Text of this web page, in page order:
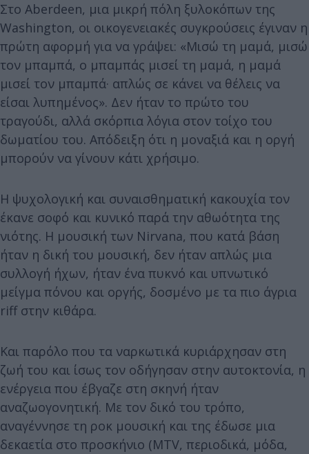
Στο Aberdeen, μια μικρή πόλη ξυλοκόπων της
Washington, οι οικογενειακές συγκρούσεις έγιναν η
πρώτη αφορμή για να γράψει: «Μισώ τη μαμά, μισώ
τον μπαμπά, ο μπαμπάς μισεί τη μαμά, η μαμά
μισεί τον μπαμπά· απλώς σε κάνει να θέλεις να
είσαι λυπημένος». Δεν ήταν το πρώτο του
τραγούδι, αλλά σκόρπια λόγια στον τοίχο του
δωματίου του. Απόδειξη ότι η μοναξιά και η οργή
μπορούν να γίνουν κάτι χρήσιμο.
Η ψυχολογική και συναισθηματική κακουχία τον
έκανε σοφό και κυνικό παρά την αθωότητα της
νιότης. Η μουσική των Nirvana, που κατά βάση
ήταν η δική του μουσική, δεν ήταν απλώς μια
συλλογή ήχων, ήταν ένα πυκνό και υπνωτικό
μείγμα πόνου και οργής, δοσμένο με τα πιο άγρια
riff στην κιθάρα.
Και παρόλο που τα ναρκωτικά κυριάρχησαν στη
ζωή του και ίσως τον οδήγησαν στην αυτοκτονία, η
ενέργεια που έβγαζε στη σκηνή ήταν
αναζωογονητική. Με τον δικό του τρόπο,
αναγέννησε τη ροκ μουσική και της έδωσε μια
δεκαετία στο προσκήνιο (MTV, περιοδικά, μόδα,